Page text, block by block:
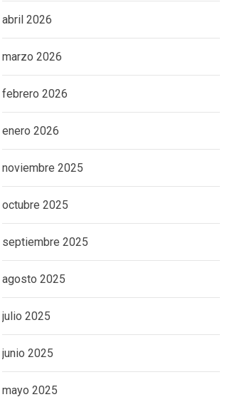
abril 2026
marzo 2026
febrero 2026
enero 2026
noviembre 2025
octubre 2025
septiembre 2025
agosto 2025
julio 2025
junio 2025
mayo 2025